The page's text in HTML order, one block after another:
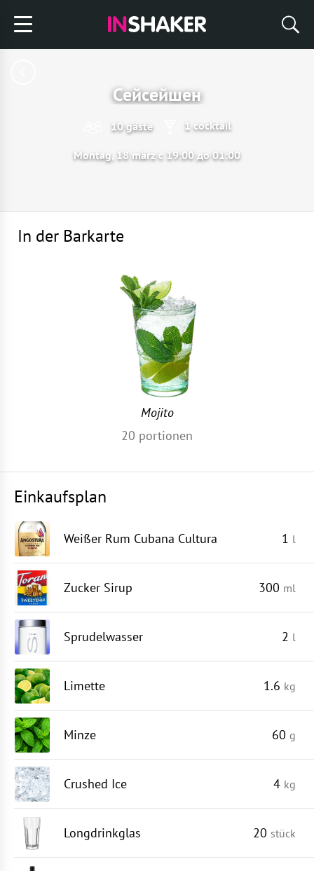
Сейсейшен
10 gäste 1 cocktail
Montag, 18 märz с 19:00 до 01:00
In der Barkarte
Mojito
20 portionen
Einkaufsplan
Weißer Rum Cubana Cultura 1 l
Zucker Sirup 300 ml
Sprudelwasser 2 l
Limette 1.6 kg
Minze 60 g
Crushed Ice 4 kg
Longdrinkglas 20 stück